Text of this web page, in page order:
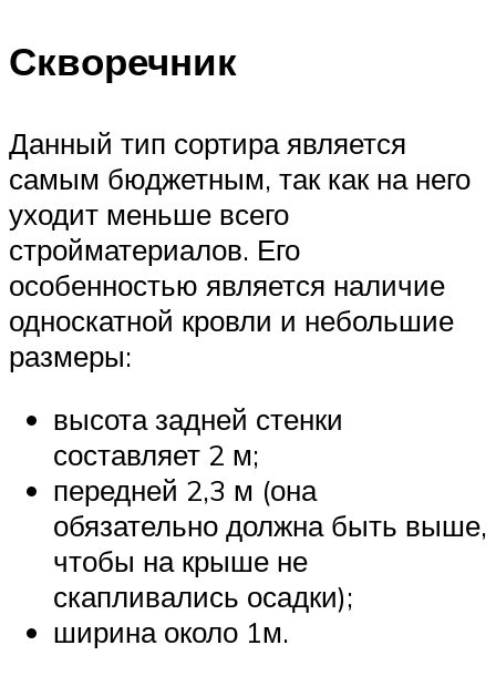
Скворечник
Данный тип сортира является
самым бюджетным, так как на него
уходит меньше всего
стройматериалов. Его
особенностью является наличие
односкатной кровли и небольшие
размеры:
высота задней стенки
составляет 2 м;
передней 2,3 м (она
обязательно должна быть выше,
чтобы на крыше не
скапливались осадки);
ширина около 1м.